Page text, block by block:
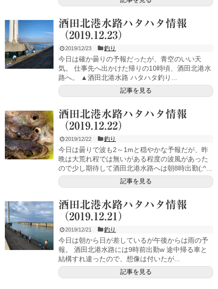
酒田北港水路ハタハタ情報
（2019.12.23）
2019/12/23 釣り
今日は確か曇りの予報だったが、青空のいい天
気。 仕事先へ出かけた帰りの10時頃、酒田北港水
路へ。 ▲酒田北港水路 ハタハタ釣り...
記事を見る
酒田北港水路ハタハタ情報
（2019.12.22）
2019/12/22 釣り
今日は曇りで波も2～1mと穏やかな予報だが、昨
晩は大荒れ程では無いがある程度の波風があった
ので少し期待して酒田北港水路へは朝8時出勤(;^...
記事を見る
酒田北港水路ハタハタ情報
（2019.12.21）
2019/12/21 釣り
今日は朝から日が差しているが午後からは雨の予
報。 酒田北港水路には9時前出勤w 途中帰る車と
結構すれ違ったので、想像は付いたが...
記事を見る